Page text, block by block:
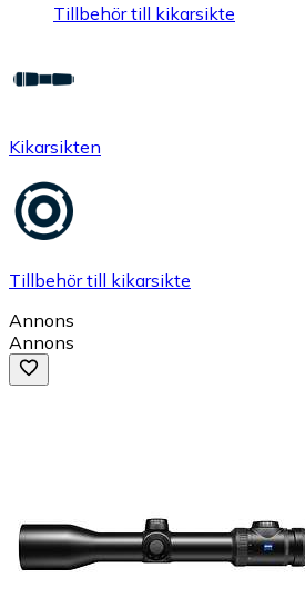
Tillbehör till kikarsikte
Kikarsikten
Tillbehör till kikarsikte
Annons
Annons